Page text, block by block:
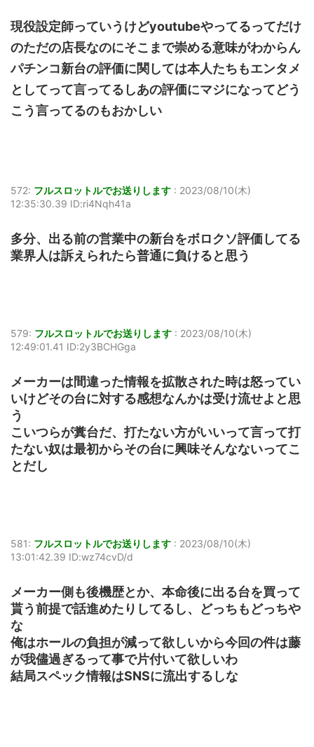
現役設定師っていうけどyoutubeやってるってだけ
のただの店長なのにそこまで崇める意味がわからん
パチンコ新台の評価に関しては本人たちもエンタメ
としてって言ってるしあの評価にマジになってどう
こう言ってるのもおかしい
572: フルスロットルでお送りします : 2023/08/10(木)
12:35:30.39 ID:ri4Nqh41a
多分、出る前の営業中の新台をボロクソ評価してる
業界人は訴えられたら普通に負けると思う
579: フルスロットルでお送りします : 2023/08/10(木)
12:49:01.41 ID:2y3BCHGga
メーカーは間違った情報を拡散された時は怒ってい
いけどその台に対する感想なんかは受け流せよと思
う
こいつらが糞台だ、打たない方がいいって言って打
たない奴は最初からその台に興味そんなないってこ
とだし
581: フルスロットルでお送りします : 2023/08/10(木)
13:01:42.39 ID:wz74cvD/d
メーカー側も後機歴とか、本命後に出る台を買って
貰う前提で話進めたりしてるし、どっちもどっちや
な
俺はホールの負担が減って欲しいから今回の件は藤
が我儘過ぎるって事で片付いて欲しいわ
結局スペック情報はSNSに流出するしな